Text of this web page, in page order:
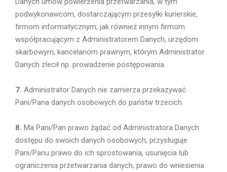
podwykonawcom, dostarczającym przesyłki kurierskie,
firmom informatycznym, jak również innym firmom
współpracującym z Administratorem Danych, urzędom
skarbowym, kancelariom prawnym, którym Administrator
Danych zlecił np. prowadzenie postępowania.
7. Administrator Danych nie zamierza przekazywać
Pani/Pana danych osobowych do państw trzecich.
8. Ma Pani/Pan prawo żądać od Administratora Danych
dostępu do swoich danych osobowych, przysługuje
Pani/Panu prawo do ich sprostowania, usunięcia lub
ograniczenia przetwarzania danych, prawo do wniesienia